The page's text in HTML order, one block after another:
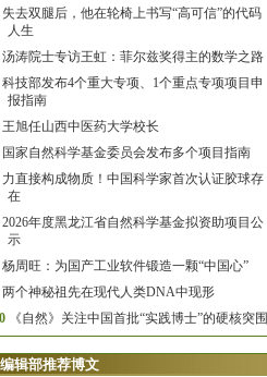
失去双腿后，他在轮椅上书写“高可信”的代码
人生
汤涛院士专访王虹：菲尔兹奖得主的数学之路
科技部发布4个重大专项、1个重点专项项目申
报指南
王旭任山西中医药大学校长
国家自然科学基金委员会发布多个项目指南
力直接构成物质！中国科学家首次认证胶球存
在
2026年度黑龙江省自然科学基金拟资助项目公
示
杨周旺：为国产工业软件锻造一颗“中国心”
两个神秘祖先在现代人类DNA中现形
《自然》关注中国首批“实践博士”的硬核突围
编辑部推荐博文